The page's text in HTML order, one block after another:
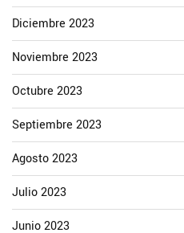
Diciembre 2023
Noviembre 2023
Octubre 2023
Septiembre 2023
Agosto 2023
Julio 2023
Junio 2023